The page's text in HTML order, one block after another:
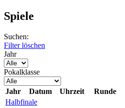
Spiele
Suchen:
Filter löschen
Jahr
Pokalklasse
Jahr Datum Uhrzeit Runde
Halbfinale